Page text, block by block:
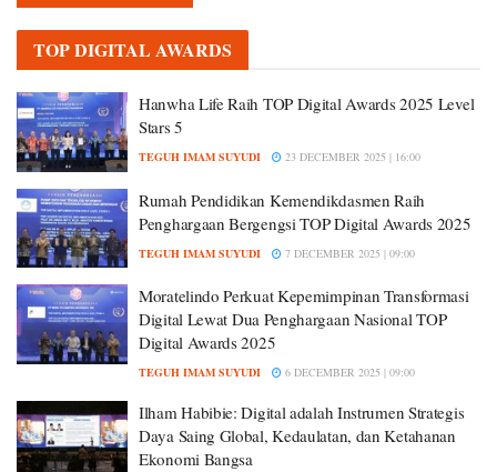
TOP DIGITAL AWARDS
Hanwha Life Raih TOP Digital Awards 2025 Level
Stars 5
TEGUH IMAM SUYUDI 23 DECEMBER 2025 | 16:00
Rumah Pendidikan Kemendikdasmen Raih
Penghargaan Bergengsi TOP Digital Awards 2025
TEGUH IMAM SUYUDI 7 DECEMBER 2025 | 09:00
Moratelindo Perkuat Kepemimpinan Transformasi
Digital Lewat Dua Penghargaan Nasional TOP
Digital Awards 2025
TEGUH IMAM SUYUDI 6 DECEMBER 2025 | 09:00
Ilham Habibie: Digital adalah Instrumen Strategis
Daya Saing Global, Kedaulatan, dan Ketahanan
Ekonomi Bangsa